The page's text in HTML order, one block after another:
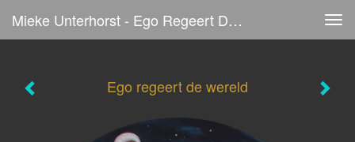
Mieke Unterhorst - Ego Regeert De Wereld
Ego regeert de wereld